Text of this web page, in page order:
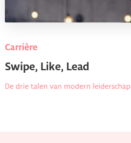
Carrière
Swipe, Like, Lead
De drie talen van modern leiderschap